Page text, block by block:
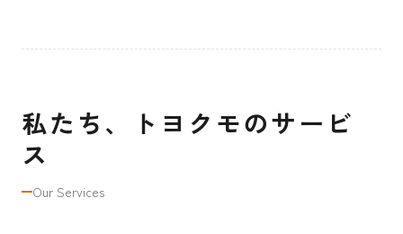
私たち、トヨクモのサービ
ス
Our Services